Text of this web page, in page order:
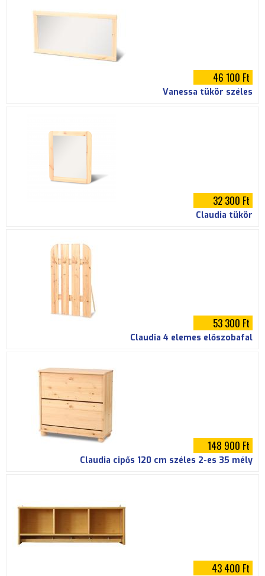
46 100 Ft
Vanessa tükör széles
32 300 Ft
Claudia tükör
53 300 Ft
Claudia 4 elemes előszobafal
148 900 Ft
Claudia cipős 120 cm széles 2-es 35 mély
43 400 Ft